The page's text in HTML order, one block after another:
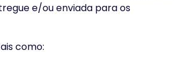
e/ou enviada para os
como: